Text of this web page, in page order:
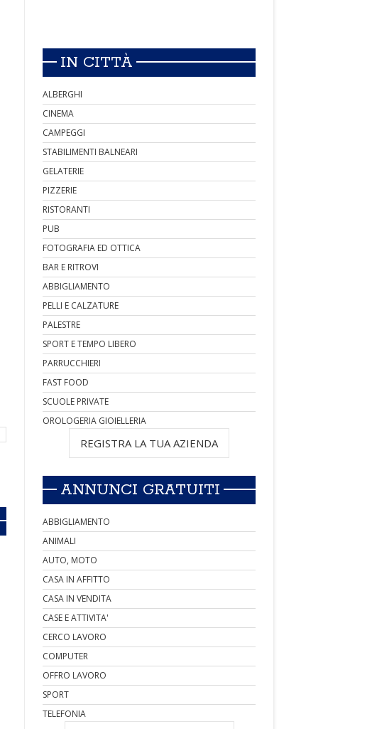
IN CITTÀ
ALBERGHI
CINEMA
CAMPEGGI
STABILIMENTI BALNEARI
GELATERIE
PIZZERIE
RISTORANTI
PUB
FOTOGRAFIA ED OTTICA
BAR E RITROVI
ABBIGLIAMENTO
PELLI E CALZATURE
PALESTRE
SPORT E TEMPO LIBERO
PARRUCCHIERI
FAST FOOD
SCUOLE PRIVATE
OROLOGERIA GIOIELLERIA
REGISTRA LA TUA AZIENDA
ANNUNCI GRATUITI
ABBIGLIAMENTO
ANIMALI
AUTO, MOTO
CASA IN AFFITTO
CASA IN VENDITA
CASE E ATTIVITA'
CERCO LAVORO
COMPUTER
OFFRO LAVORO
SPORT
TELEFONIA